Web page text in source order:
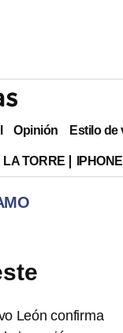
Opinión Estilo de
LA TORRE
León confirma